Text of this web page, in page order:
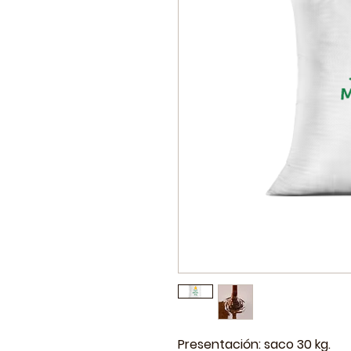
Presentación: saco 30 kg.